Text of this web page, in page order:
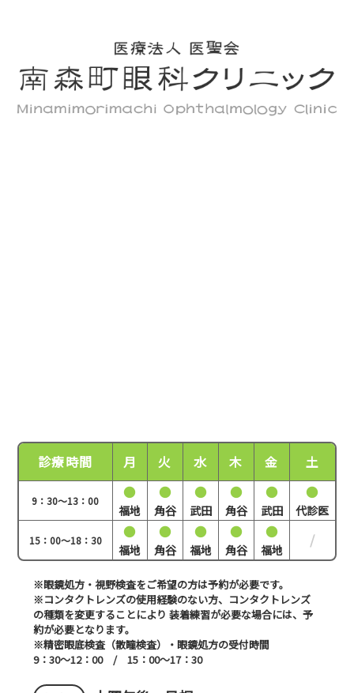
診療時間 月 火 水 木 金 土
9：30～13：00 ●
福地
●
角谷
●
武田
●
角谷
●
武田
●
代診医
15：00～18：30 ●
福地
●
角谷
●
福地
●
角谷
●
福地
/
※眼鏡処方・視野検査をご希望の方は予約が必要です。
※コンタクトレンズの使用経験のない方、コンタクトレンズ
の種類を変更することにより 装着練習が必要な場合には、予
約が必要となります。
※精密眼底検査（散瞳検査）・眼鏡処方の受付時間
9：30～12：00 / 15：00～17：30